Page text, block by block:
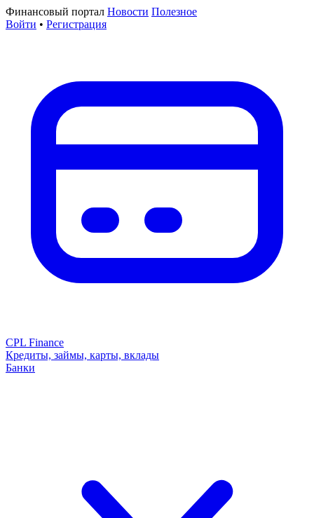
Финансовый портал Новости Полезное
Войти • Регистрация
CPL Finance
Кредиты, займы, карты, вклады
Банки